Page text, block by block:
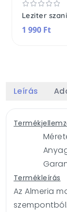
Leziter
1 990 Ft
Leírás
Termékleírás
Az Almeria